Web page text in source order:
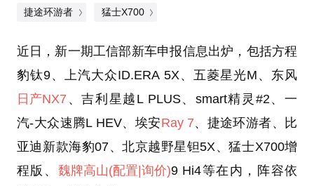
捷途环游者 猛士X700
近日，新一期工信部新车申报信息出炉，包括方程
豹钛9、上汽大众ID.ERA 5X、五菱星光M、东风
日产NX7 、吉利星越L PLUS、smart精灵#2、一
汽-大众速腾L HEV、埃安Ray 7、捷途环游者、比
亚迪新款海豹07、北京越野星钽5X、猛士X700增
程版、 魏牌高山(配置|询价)9 Hi4等在内，阵容依